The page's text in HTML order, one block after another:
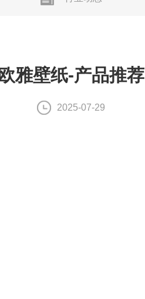
欧雅壁纸-产品推荐
2025-07-29